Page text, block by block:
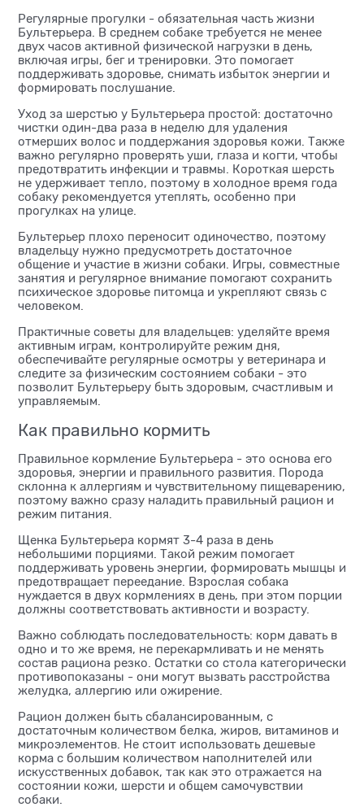
Регулярные прогулки - обязательная часть жизни
Бультерьера. В среднем собаке требуется не менее
двух часов активной физической нагрузки в день,
включая игры, бег и тренировки. Это помогает
поддерживать здоровье, снимать избыток энергии и
формировать послушание.
Уход за шерстью у Бультерьера простой: достаточно
чистки один-два раза в неделю для удаления
отмерших волос и поддержания здоровья кожи. Также
важно регулярно проверять уши, глаза и когти, чтобы
предотвратить инфекции и травмы. Короткая шерсть
не удерживает тепло, поэтому в холодное время года
собаку рекомендуется утеплять, особенно при
прогулках на улице.
Бультерьер плохо переносит одиночество, поэтому
владельцу нужно предусмотреть достаточное
общение и участие в жизни собаки. Игры, совместные
занятия и регулярное внимание помогают сохранить
психическое здоровье питомца и укрепляют связь с
человеком.
Практичные советы для владельцев: уделяйте время
активным играм, контролируйте режим дня,
обеспечивайте регулярные осмотры у ветеринара и
следите за физическим состоянием собаки - это
позволит Бультерьеру быть здоровым, счастливым и
управляемым.
Как правильно кормить
Правильное кормление Бультерьера - это основа его
здоровья, энергии и правильного развития. Порода
склонна к аллергиям и чувствительному пищеварению,
поэтому важно сразу наладить правильный рацион и
режим питания.
Щенка Бультерьера кормят 3-4 раза в день
небольшими порциями. Такой режим помогает
поддерживать уровень энергии, формировать мышцы и
предотвращает переедание. Взрослая собака
нуждается в двух кормлениях в день, при этом порции
должны соответствовать активности и возрасту.
Важно соблюдать последовательность: корм давать в
одно и то же время, не перекармливать и не менять
состав рациона резко. Остатки со стола категорически
противопоказаны - они могут вызвать расстройства
желудка, аллергию или ожирение.
Рацион должен быть сбалансированным, с
достаточным количеством белка, жиров, витаминов и
микроэлементов. Не стоит использовать дешевые
корма с большим количеством наполнителей или
искусственных добавок, так как это отражается на
состоянии кожи, шерсти и общем самочувствии
собаки.